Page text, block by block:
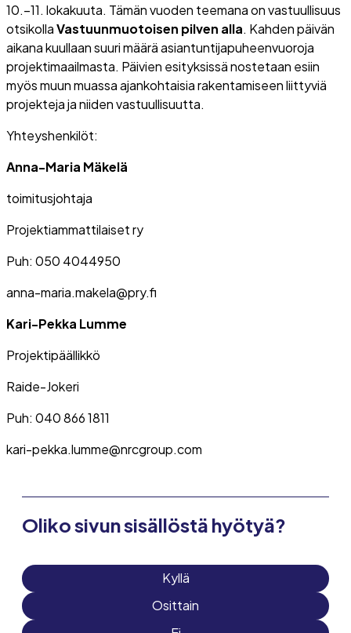
10.–11. lokakuuta. Tämän vuoden teemana on vastuullisuus
otsikollaVastuunmuotoisen pilven alla. Kahden päivän
aikana kuullaan suuri määrä asiantuntijapuheenvuoroja
projektimaailmasta. Päivien esityksissä nostetaan esiin
myös muun muassa ajankohtaisia rakentamiseen liittyviä
projekteja ja niiden vastuullisuutta.
Yhteyshenkilöt:
Anna-Maria Mäkelä
toimitusjohtaja
Projektiammattilaiset ry
Puh: 050 4044950
anna-maria.makela@pry.fi
Kari-Pekka Lumme
Projektipäällikkö
Raide-Jokeri
Puh: 040 866 1811
kari-pekka.lumme@nrcgroup.com
Oliko sivun sisällöstä hyötyä?
Kyllä
Osittain